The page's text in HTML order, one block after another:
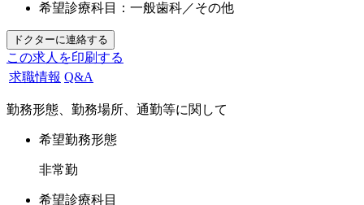
希望診療科目： 一般歯科／その他
この求人を印刷する
求職情報 Q&A
勤務形態、勤務場所、通勤等に関して
希望勤務形態
非常勤
希望診療科目